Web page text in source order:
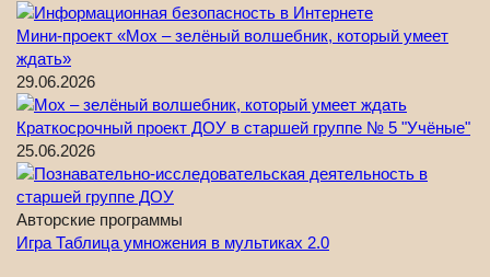
Мини-проект «Мох – зелёный волшебник, который умеет
ждать»
29.06.2026
Краткосрочный проект ДОУ в старшей группе № 5 "Учёные"
25.06.2026
Авторские программы
Игра Таблица умножения в мультиках 2.0